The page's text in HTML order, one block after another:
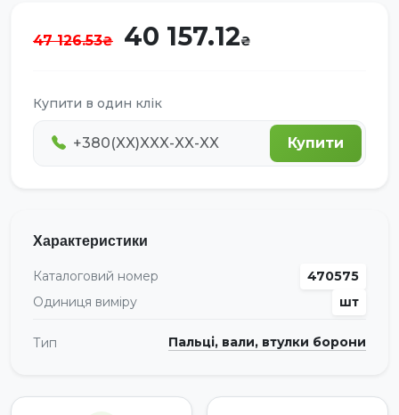
47 126.53 40 157.12
Купити в один клік
Купити
Характеристики
Каталоговий номер
470575
Одиниця виміру
шт
Тип Пальці, вали, втулки борони